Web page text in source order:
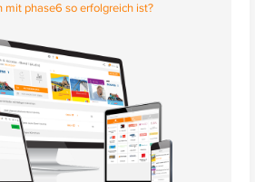
mit phase6 so erfolgreich ist?